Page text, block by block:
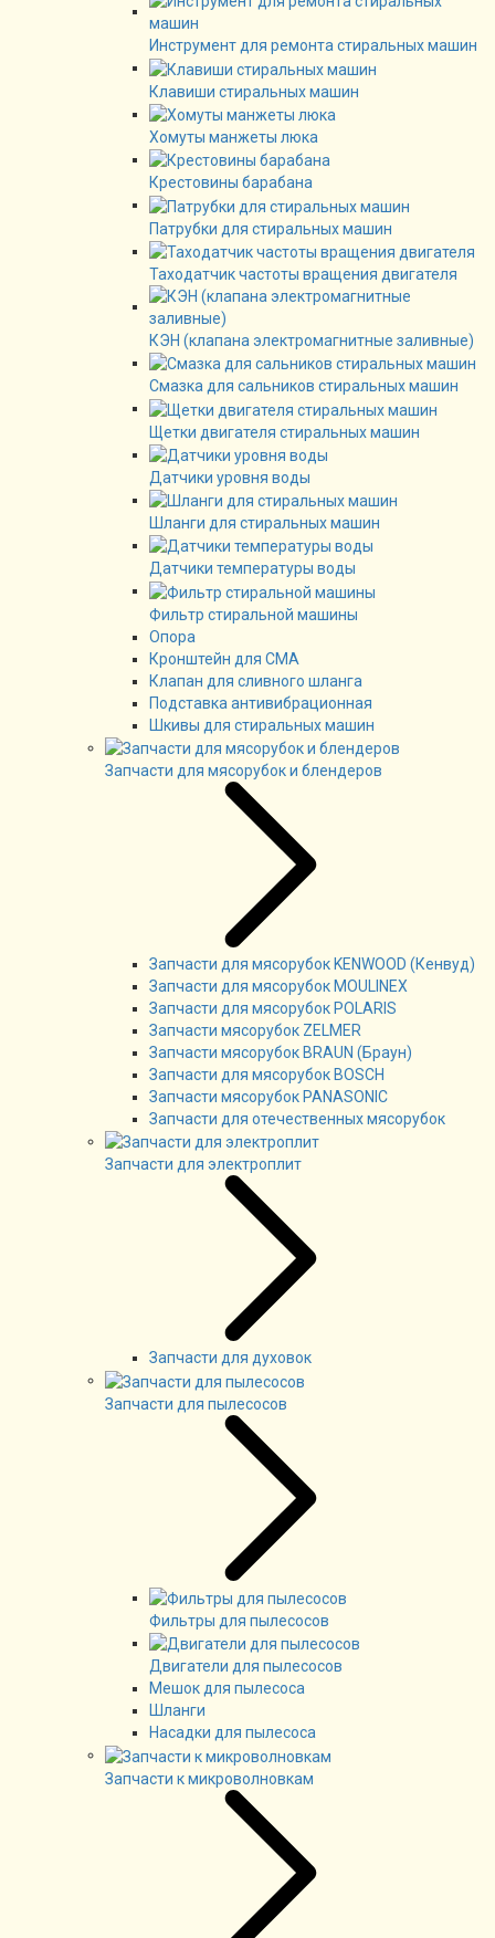
Инструмент для ремонта стиральных машин
Клавиши стиральных машин
Хомуты манжеты люка
Крестовины барабана
Патрубки для стиральных машин
Таходатчик частоты вращения двигателя
КЭН (клапана электромагнитные заливные)
Смазка для сальников стиральных машин
Щетки двигателя стиральных машин
Датчики уровня воды
Шланги для стиральных машин
Датчики температуры воды
Фильтр стиральной машины
Опора
Кронштейн для СМА
Клапан для сливного шланга
Подставка антивибрационная
Шкивы для стиральных машин
Запчасти для мясорубок и блендеров
Запчасти для мясорубок KENWOOD (Кенвуд)
Запчасти для мясорубок MOULINEX
Запчасти для мясорубок POLARIS
Запчасти мясорубок ZELMER
Запчасти мясорубок BRAUN (Браун)
Запчасти для мясорубок BOSCH
Запчасти мясорубок PANASONIC
Запчасти для отечественных мясорубок
Запчасти для электроплит
Запчасти для духовок
Запчасти для пылесосов
Фильтры для пылесосов
Двигатели для пылесосов
Мешок для пылесоса
Шланги
Насадки для пылесоса
Запчасти к микроволновкам